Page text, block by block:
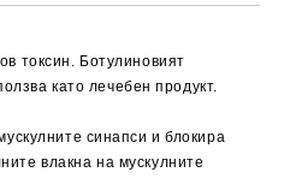
токсин. Ботулиновият
като лечебен продукт.
синапси и блокира
влакна на мускулните